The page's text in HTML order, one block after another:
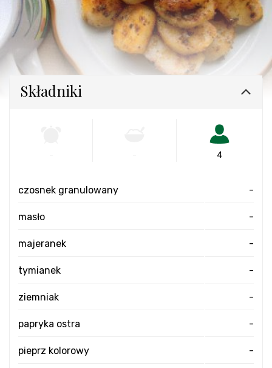
Składniki
4
czosnek granulowany -
masło -
majeranek -
tymianek -
ziemniak -
papryka ostra -
pieprz kolorowy -